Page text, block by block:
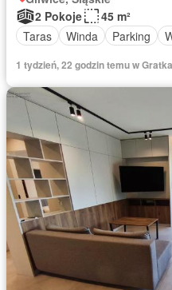
2 Pokoje
45 m²
Taras
Winda Parking
1 tydzień, 22 godzin temu w